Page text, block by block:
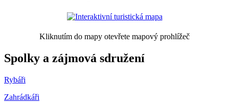
Kliknutím do mapy otevřete mapový prohlížeč
Spolky a zájmová sdružení
Rybáři
Zahrádkáři